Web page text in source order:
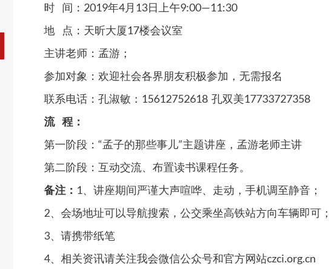
时 间：2019年4月13日上午9:00—11:30
地 点：天昕大厦17楼会议室
主讲老师：孟游；
参加对象：欢迎社会各界朋友积极参加，无需报名
联系电话：孔淑敏：15612752618 孔双美17733727358
流 程：
第一阶段：“孟子的那些事儿”主题讲座，孟游老师主讲
第二阶段：互动交流、布置读书课程任务。
备注： 1、讲座期间严谨大声喧哗、走动，手机调至静音；
2、会场地址可以导航搜索，公交乘坐高铁站方向车辆即可
3、请携带纸笔
4、相关资讯请关注我会微信公众号和官方网站czci.org.cn